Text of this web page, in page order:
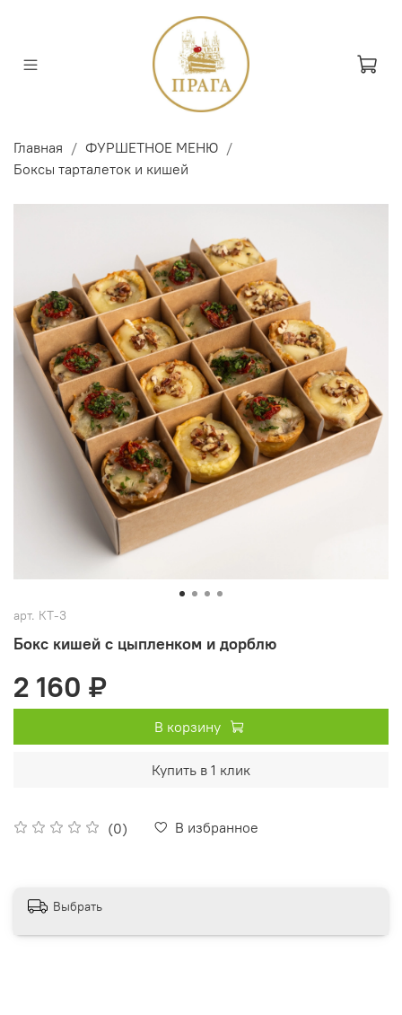
Главная
ФУРШЕТНОЕ МЕНЮ
Боксы тарталеток и кишей
арт. КТ-3
Бокс кишей с цыпленком и дорблю
(0) В избранное
2 160 ₽
В корзину
Купить в 1 клик
Выбрать